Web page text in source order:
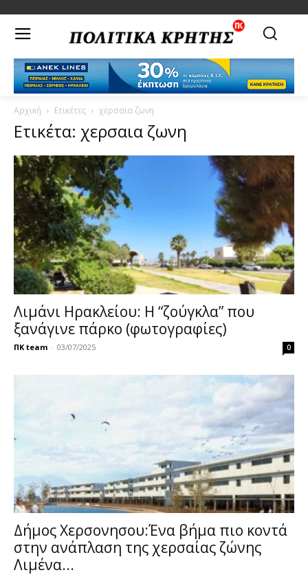
Αρχική Ετικέτες χερσαια ζωνη
Ετικέτα: χερσαια ζωνη
Λιμάνι Ηρακλείου: Η “ζούγκλα” που
ξανάγινε πάρκο (φωτογραφίες)
ΠΚ team - 03/07/2025 0
Δήμος Χερσονησου:Ένα βήμα πιο κοντά
στην ανάπλαση της χερσαίας ζώνης
Λιμένα...